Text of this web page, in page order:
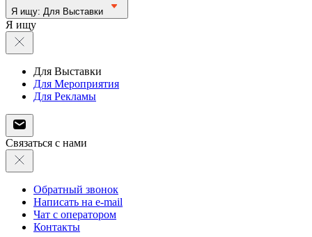
Я ищу: Для Выставки
Я ищу
Для Выставки
Для Мероприятия
Для Рекламы
Связаться с нами
Обратный звонок
Написать на e-mail
Чат с оператором
Контакты